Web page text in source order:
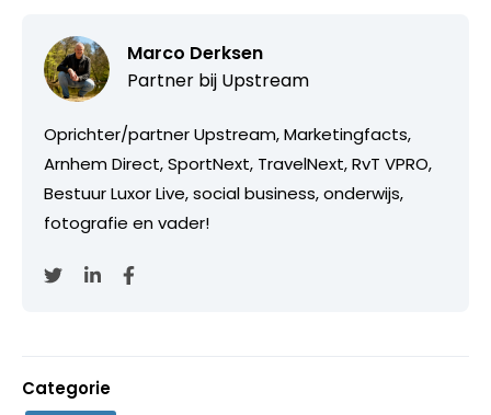
Marco Derksen
Partner bij Upstream
Oprichter/partner Upstream, Marketingfacts,
Arnhem Direct, SportNext, TravelNext, RvT VPRO,
Bestuur Luxor Live, social business, onderwijs,
fotografie en vader!
Categorie